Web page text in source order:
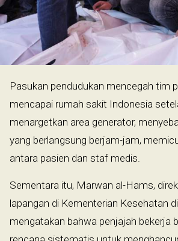
Pasukan pendudukan mencegah tim
mencapai rumah sakit Indonesia
menargetkan area generator,
yang berlangsung berjam-jam,
antara pasien dan staf medis.
Sementara itu, Marwan al-Hams,
lapangan di Kementerian Kesehatan
mengatakan bahwa penjajah bekerja